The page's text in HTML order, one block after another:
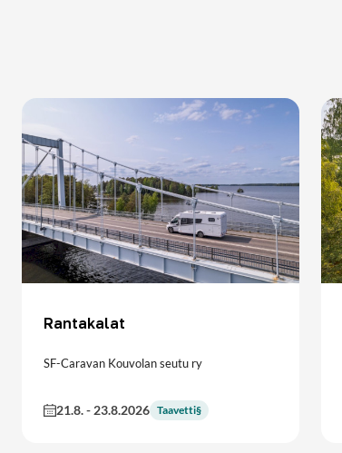
Rantakalat
SF-Caravan Kouvolan seutu ry
21.8.- 23.8.2026 Taavetti§